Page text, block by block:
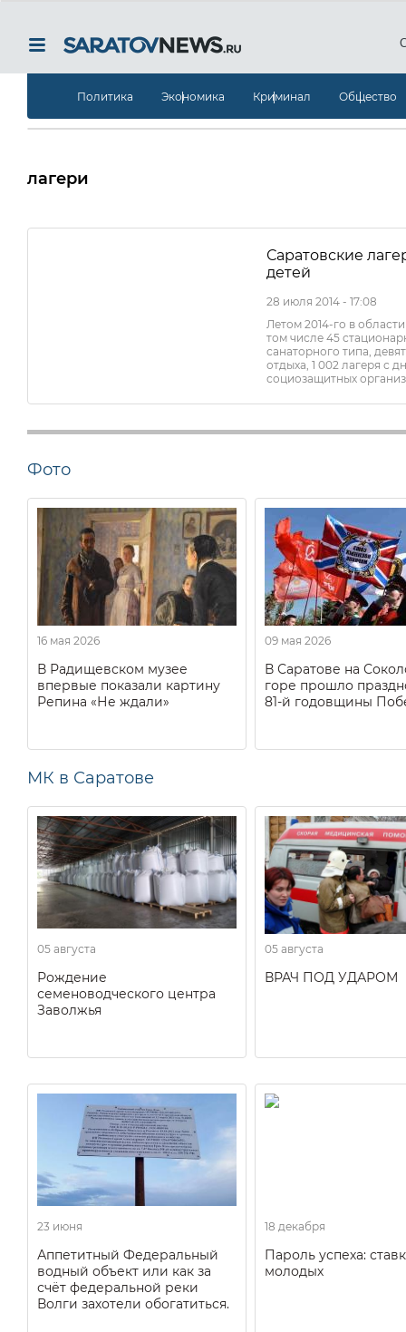
Политика Экономика Криминал Общество
лагери
Саратовские
детей
28 июля 2014 - 17:08
Летом 2014-го в
том числе 45
санаторного типа,
отдыха, 1 002 лагеря с
социозащитных
Фото
16 мая 2026
В Радищевском музее
впервые показали картину
Репина «Не ждали»
09 мая 2026
В Саратове на
горе прошло
81-й годовщины
МК в Саратове
05 августа
Рождение
семеноводческого центра
Заволжья
05 августа
ВРАЧ ПОД УДАРОМ
23 июня
Аппетитный Федеральный
водный объект или как за
счёт федеральной реки
Волги захотели обогатиться.
18 декабря
Пароль успеха:
молодых